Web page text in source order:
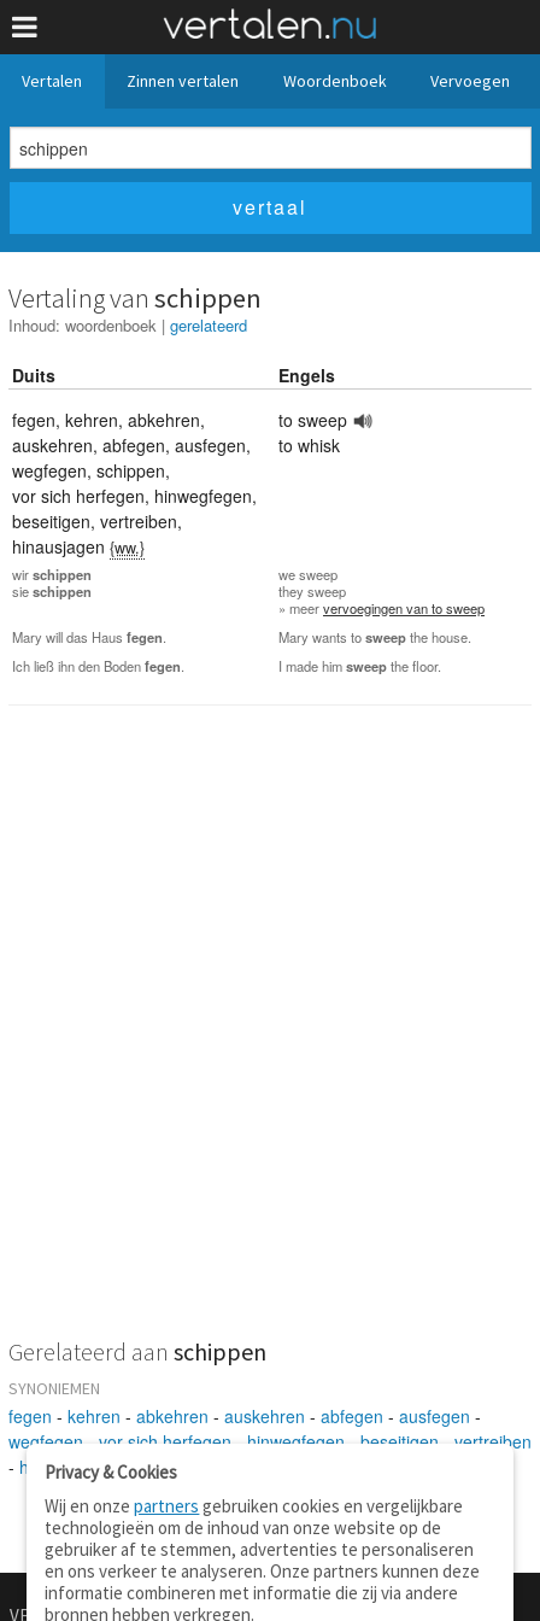
Vertalen Zinnen vertalen Woordenboek Vervoegen
Vertaling van schippen
Inhoud: woordenboek | gerelateerd
Duits
Engels
fegen, kehren, abkehren,
auskehren, abfegen, ausfegen,
wegfegen, schippen,
vor sich herfegen, hinwegfegen,
beseitigen, vertreiben,
hinausjagen {ww.}
to sweep
to whisk
wirschippen
sieschippen
wesweep
they sweep
» meervervoegingen van to sweep
Mary will das Haus fegen Mary wants tosweepthe house.
Ich ließ ihn den Bodenfegen I made himsweepthe floor.
Gerelateerd aan schippen
SYNONIEMEN
fegen - kehren - abkehren - auskehren - abfegen - ausfegen -
wegfegen
vor sich herfegen hinwegfegen beseitigen
vertreiben
- hinausjagen
VERTALEN.NU
Privacy & Cookies
Wij en onzepartners gebruiken cookies en vergelijkbare
technologieën om de inhoud van onze website op de
gebruiker af te stemmen, advertenties te personaliseren
en ons verkeer te analyseren. Onze partners kunnen deze
informatie combineren met informatie die zij via andere
bronnen hebben verkregen.